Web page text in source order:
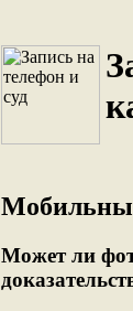
Может ли